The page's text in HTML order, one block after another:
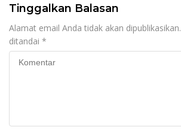
Tinggalkan Balasan
Alamat email Anda tidak akan dipublikasikan.
ditandai *